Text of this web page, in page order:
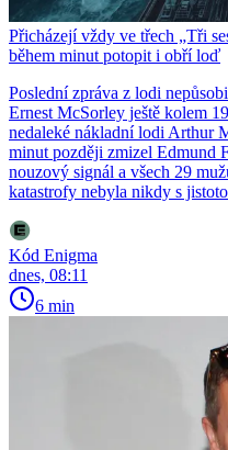
Přicházejí vždy ve třech „Tři
během minut potopit i obří loď
Poslední zpráva z lodi
Ernest McSorley ještě kolem
nedaleké nákladní lodi Arthur
minut později zmizel Edmund
nouzový signál a všech 29
katastrofy nebyla nikdy s
Kód Enigma
dnes, 08:11
6 min